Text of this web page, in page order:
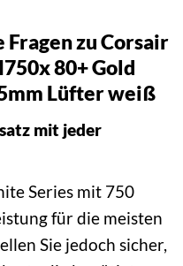
Fragen zu Corsair
80+ Gold
Lüfter weiß
mit jeder
Series mit 750
für die meisten
Sie jedoch sicher,